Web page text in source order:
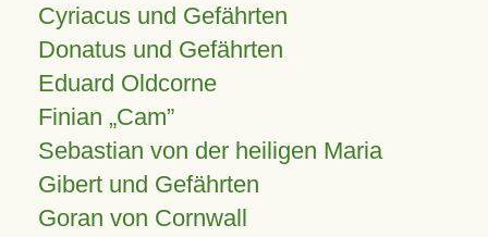
Cyriacus und Gefährten
Donatus und Gefährten
Eduard Oldcorne
Finian Cam
Sebastian von der heiligen Maria
Gibert und Gefährten
Goran von Cornwall